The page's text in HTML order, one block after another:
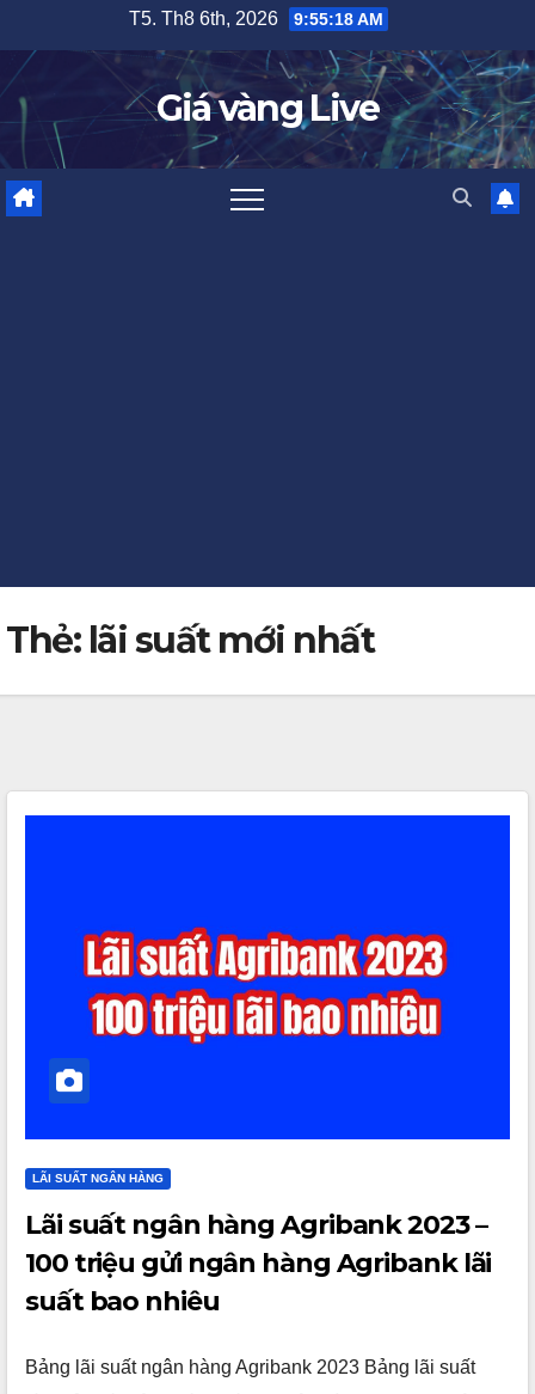
content
T5. Th8 6th, 2026 9:55:19 AM
Giá vàng Live
Thẻ: lãi suất mới nhất
LÃI SUẤT NGÂN HÀNG
Lãi suất ngân hàng Agribank 2023 –
100 triệu gửi ngân hàng Agribank lãi
suất bao nhiêu
Bảng lãi suất ngân hàng Agribank 2023 Bảng lãi suất